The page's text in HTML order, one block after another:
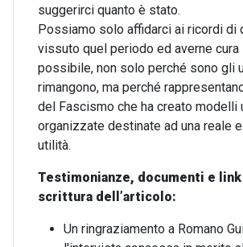
suggerirci quanto è stato.
Possiamo solo affidarci ai ricordi di
vissuto quel periodo ed averne cura
possibile, non solo perché sono gli
rimangono, ma perché
del Fascismo che ha creato modelli
organizzate destinate ad una reale
utilità.
Testimonianze, documenti e
scrittura dell’articolo:
Un ringraziamento a Romano